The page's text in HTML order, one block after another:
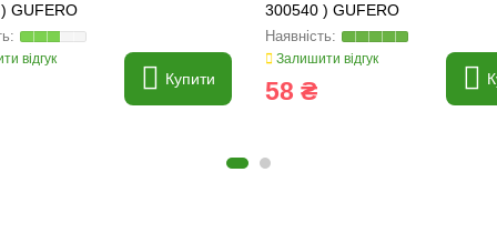
GUFERO
відгук
Купити
300540 ) GUFERO
Залишити відгук
58 ₴